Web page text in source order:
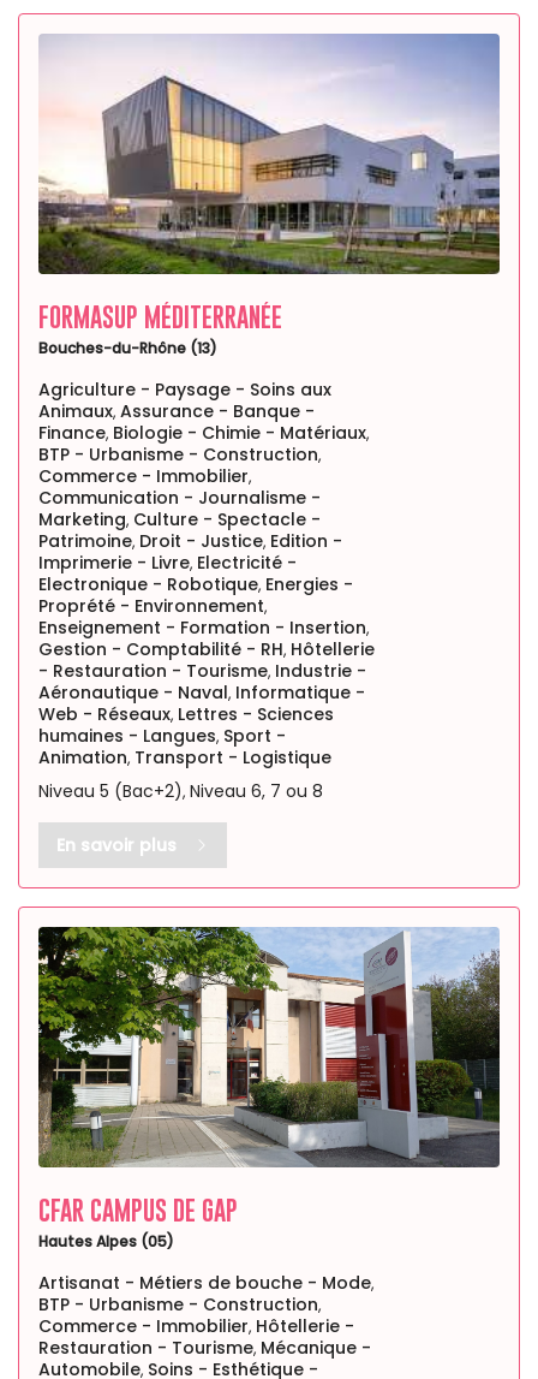
FORMASUP MÉDITERRANÉE
Bouches-du-Rhône (13)
Agriculture - Paysage - Soins aux
Animaux, Assurance - Banque -
Finance, Biologie - Chimie - Matériaux,
BTP - Urbanisme - Construction,
Commerce - Immobilier,
Communication - Journalisme -
Marketing, Culture - Spectacle -
Patrimoine, Droit - Justice, Edition -
Imprimerie - Livre, Electricité -
Electronique - Robotique, Energies -
Proprété - Environnement,
Enseignement - Formation - Insertion,
Gestion - Comptabilité - RH, Hôtellerie
- Restauration - Tourisme, Industrie -
Aéronautique - Naval, Informatique -
Web - Réseaux, Lettres - Sciences
humaines - Langues, Sport -
Animation, Transport - Logistique
Niveau 5 (Bac+2), Niveau 6, 7 ou 8
En savoir plus
CFAR CAMPUS DE GAP
Hautes Alpes (05)
Artisanat - Métiers de bouche - Mode,
BTP - Urbanisme - Construction,
Commerce - Immobilier, Hôtellerie -
Restauration - Tourisme, Mécanique -
Automobile, Soins - Esthétique -